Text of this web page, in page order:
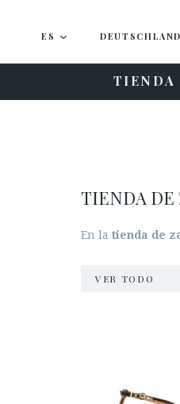
ES DEUTSCHLAND
TIENDA
TIENDA DE
En la tienda de
VER TODO